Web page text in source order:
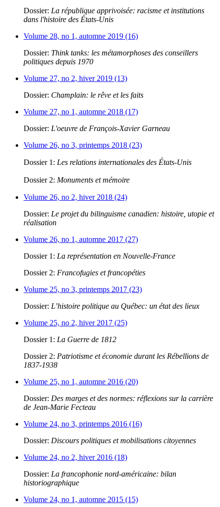
Dossier: La république apprivoisée: racisme et institutions
dans l'histoire des États-Unis
Volume 28, no 1, automne 2019 (16)
Dossier: Think tanks: les métamorphoses des conseillers
politiques depuis 1970
Volume 27, no 2, hiver 2019 (13)
Dossier: Champlain: le rêve et les faits
Volume 27, no 1, automne 2018 (17)
Dossier: L'oeuvre de François-Xavier Garneau
Volume 26, no 3, printemps 2018 (23)
Dossier 1: Les relations internationales des États-Unis
Dossier 2: Monuments et mémoire
Volume 26, no 2, hiver 2018 (24)
Dossier: Le projet du bilinguisme canadien: histoire, utopie et
réalisation
Volume 26, no 1, automne 2017 (27)
Dossier 1: La représentation en Nouvelle-France
Dossier 2: Francofugies et francopéties
Volume 25, no 3, printemps 2017 (23)
Dossier: L’histoire politique au Québec: un état des lieux
Volume 25, no 2, hiver 2017 (25)
Dossier 1: La Guerre de 1812
Dossier 2: Patriotisme et économie durant les Rébellions de
1837-1938
Volume 25, no 1, automne 2016 (20)
Dossier: Des marges et des normes: réflexions sur la carrière
de Jean-Marie Fecteau
Volume 24, no 3, printemps 2016 (16)
Dossier: Discours politiques et mobilisations citoyennes
Volume 24, no 2, hiver 2016 (18)
Dossier: La francophonie nord-américaine: bilan
historiographique
Volume 24, no 1, automne 2015 (15)